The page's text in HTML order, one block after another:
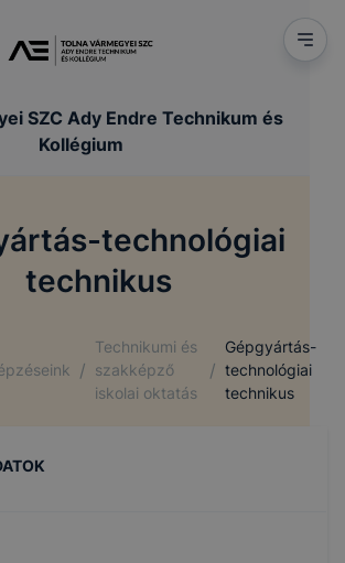
SZC Ady Endre Technikum és
Kollégium
technológiai
technikus
/
Technikumi és
szakképző
iskolai oktatás
/
Gépgyártás-
technológiai
technikus